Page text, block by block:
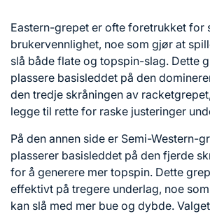
Eastern-grepet er ofte foretrukket for
brukervennlighet, noe som gjør at
slå både flate og topspin-slag. Dette
plassere basisleddet på den
den tredje skråningen av
legge til rette for raske justeringer
På den annen side er Semi-Western-
plasserer basisleddet på den fjerde
for å generere mer topspin. Dette
effektivt på tregere underlag, noe
kan slå med mer bue og dybde.